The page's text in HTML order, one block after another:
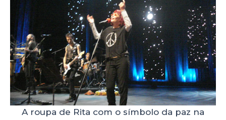
A roupa de Rita com o símbolo da paz na